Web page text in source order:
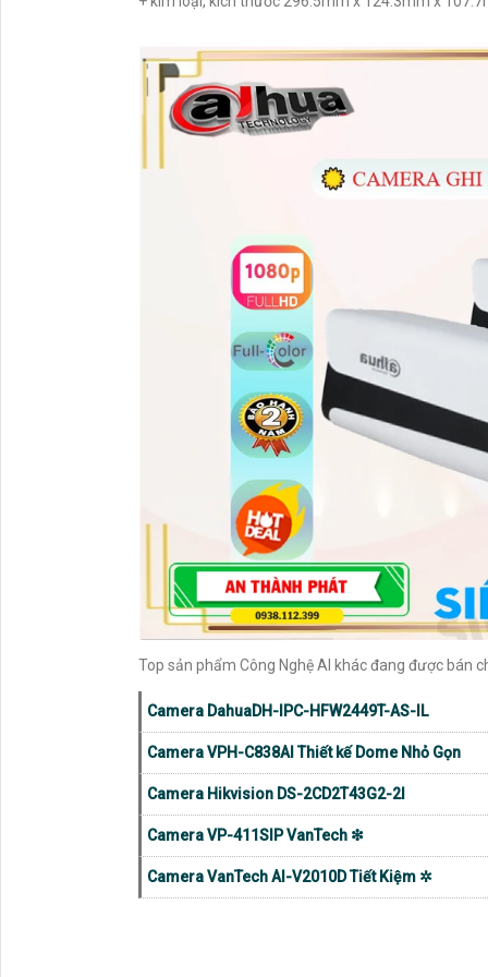
Top sản phẩm Công Nghệ AI khác đang được bán
Camera DahuaDH-IPC-HFW2449T-AS-IL
Camera VPH-C838AI Thiết kế Dome Nhỏ Gọn
Camera Hikvision DS-2CD2T43G2-2I
Camera VP-411SIP VanTech ❇
Camera VanTech AI-V2010D Tiết Kiệm ✲